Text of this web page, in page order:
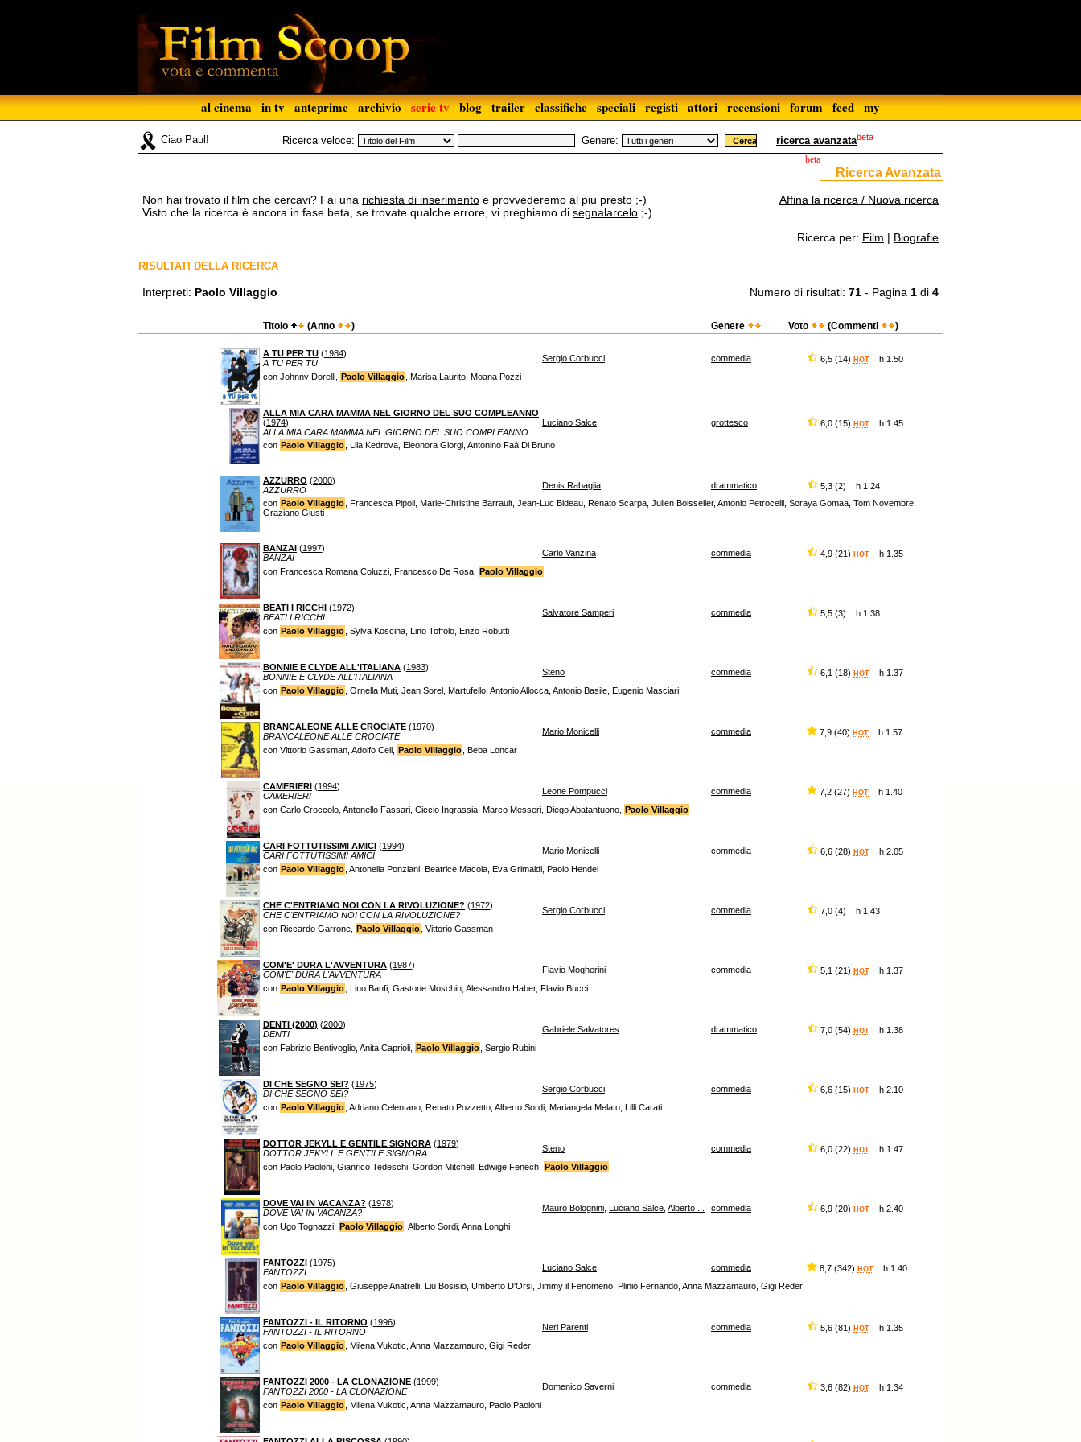
al cinema in tv anteprime archivio serie tv blog trailer classifiche speciali registi attori recensioni forum feed my
Ciao Paul! Ricerca veloce: Genere: ricerca avanzatabeta
Ricerca Avanzata
beta
Affina la ricerca / Nuova ricerca
Non hai trovato il film che cercavi? Fai una richiesta di inserimento e provvederemo al piu presto ;-)
Visto che la ricerca è ancora in fase beta, se trovate qualche errore, vi preghiamo di segnalarcelo ;-)
Ricerca per: Film | Biografie
RISULTATI DELLA RICERCA
Numero di risultati: 71 - Pagina 1 di 4
Interpreti: Paolo Villaggio
Titolo (Anno ) Genere Voto (Commenti )
A TU PER TU (1984)
A TU PER TU
Sergio Corbucci commedia 6,5 (14) HOT h 1.50
con Johnny Dorelli, Paolo Villaggio , Marisa Laurito, Moana Pozzi
ALLA MIA CARA MAMMA NEL GIORNO DEL SUO COMPLEANNO
(1974)
ALLA MIA CARA MAMMA NEL GIORNO DEL SUO COMPLEANNO
Luciano Salce grottesco 6,0 (15) HOT h 1.45
con Paolo Villaggio , Lila Kedrova, Eleonora Giorgi, Antonino Faà Di Bruno
AZZURRO (2000)
AZZURRO
Denis Rabaglia drammatico
5,3 (2) h 1.24
con Paolo Villaggio , Francesca Pipoli, Marie-Christine Barrault, Jean-Luc Bideau, Renato Scarpa, Julien Boisselier, Antonio Petrocelli, Soraya Gomaa, Tom Novembre,
Graziano Giusti
BANZAI (1997)
BANZAI
Carlo Vanzina commedia 4,9 (21) HOT h 1.35
con Francesca Romana Coluzzi, Francesco De Rosa, Paolo Villaggio
BEATI I RICCHI (1972)
BEATI I RICCHI
Salvatore Samperi commedia
5,5 (3) h 1.38
con Paolo Villaggio , Sylva Koscina, Lino Toffolo, Enzo Robutti
BONNIE E CLYDE ALL'ITALIANA (1983)
BONNIE E CLYDE ALL'ITALIANA
Steno commedia 6,1 (18) HOT h 1.37
con Paolo Villaggio , Ornella Muti, Jean Sorel, Martufello, Antonio Allocca, Antonio Basile, Eugenio Masciari
BRANCALEONE ALLE CROCIATE (1970)
BRANCALEONE ALLE CROCIATE
Mario Monicelli commedia 7,9 (40) HOT h 1.57
con Vittorio Gassman, Adolfo Celi, Paolo Villaggio , Beba Loncar
CAMERIERI (1994)
CAMERIERI
Leone Pompucci commedia 7,2 (27) HOT h 1.40
con Carlo Croccolo, Antonello Fassari, Ciccio Ingrassia, Marco Messeri, Diego Abatantuono, Paolo Villaggio
CARI FOTTUTISSIMI AMICI (1994)
CARI FOTTUTISSIMI AMICI
Mario Monicelli commedia 6,6 (28) HOT h 2.05
con Paolo Villaggio , Antonella Ponziani, Beatrice Macola, Eva Grimaldi, Paolo Hendel
CHE C'ENTRIAMO NOI CON LA RIVOLUZIONE? (1972)
CHE C'ENTRIAMO NOI CON LA RIVOLUZIONE?
Sergio Corbucci commedia
7,0 (4) h 1.43
con Riccardo Garrone, Paolo Villaggio , Vittorio Gassman
COM'E' DURA L'AVVENTURA (1987)
COM'E' DURA L'AVVENTURA
Flavio Mogherini commedia 5,1 (21) HOT h 1.37
con Paolo Villaggio , Lino Banfi, Gastone Moschin, Alessandro Haber, Flavio Bucci
DENTI (2000) (2000)
DENTI
Gabriele Salvatores drammatico 7,0 (54) HOT h 1.38
con Fabrizio Bentivoglio, Anita Caprioli, Paolo Villaggio , Sergio Rubini
DI CHE SEGNO SEI? (1975)
DI CHE SEGNO SEI?
Sergio Corbucci commedia 6,6 (15) HOT h 2.10
con Paolo Villaggio , Adriano Celentano, Renato Pozzetto, Alberto Sordi, Mariangela Melato, Lilli Carati
DOTTOR JEKYLL E GENTILE SIGNORA (1979)
DOTTOR JEKYLL E GENTILE SIGNORA
Steno commedia 6,0 (22) HOT h 1.47
con Paolo Paoloni, Gianrico Tedeschi, Gordon Mitchell, Edwige Fenech, Paolo Villaggio
DOVE VAI IN VACANZA? (1978)
DOVE VAI IN VACANZA?
Mauro Bolognini Luciano Salce Alberto ... commedia 6,9 (20) HOT h 2.40
con Ugo Tognazzi, Paolo Villaggio , Alberto Sordi, Anna Longhi
FANTOZZI (1975)
FANTOZZI
Luciano Salce commedia 8,7 (342) HOT h 1.40
con Paolo Villaggio , Giuseppe Anatrelli, Liu Bosisio, Umberto D'Orsi, Jimmy il Fenomeno, Plinio Fernando, Anna Mazzamauro, Gigi Reder
FANTOZZI - IL RITORNO (1996)
FANTOZZI - IL RITORNO
Neri Parenti commedia 5,6 (81) HOT h 1.35
con Paolo Villaggio , Milena Vukotic, Anna Mazzamauro, Gigi Reder
FANTOZZI 2000 - LA CLONAZIONE (1999)
FANTOZZI 2000 - LA CLONAZIONE
Domenico Saverni commedia 3,6 (82) HOT h 1.34
con Paolo Villaggio , Milena Vukotic, Anna Mazzamauro, Paolo Paoloni